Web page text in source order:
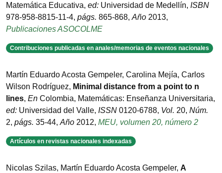
Matemática Educativa, ed: Universidad de Medellín, ISBN
978-958-8815-11-4, págs. 865-868, Año 2013,
Publicaciones ASOCOLME
Contribuciones publicadas en anales/memorias de eventos nacionales
Martín Eduardo Acosta Gempeler, Carolina Mejía, Carlos
Wilson Rodríguez, Minimal distance from a point to n
lines, En Colombia, Matemáticas: Enseñanza Universitaria,
ed: Universidad del Valle, ISSN 0120-6788, Vol. 20, Núm.
2, págs. 35-44, Año 2012, MEU, volumen 20, número 2
Artículos en revistas nacionales indexadas
Nicolas Szilas, Martín Eduardo Acosta Gempeler, A